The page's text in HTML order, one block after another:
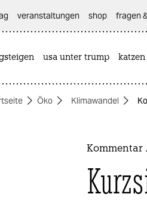
veranstaltungen shop fragen
usa unter trump katzen
Öko Klimawandel
Kommentar